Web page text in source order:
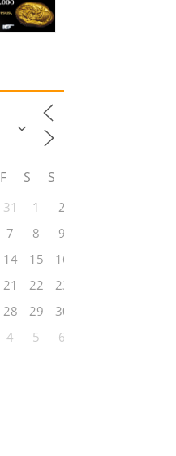
F S S
31 1
2
7 8
9
14 15
16
21 22
23
28 29
30
4 5 6